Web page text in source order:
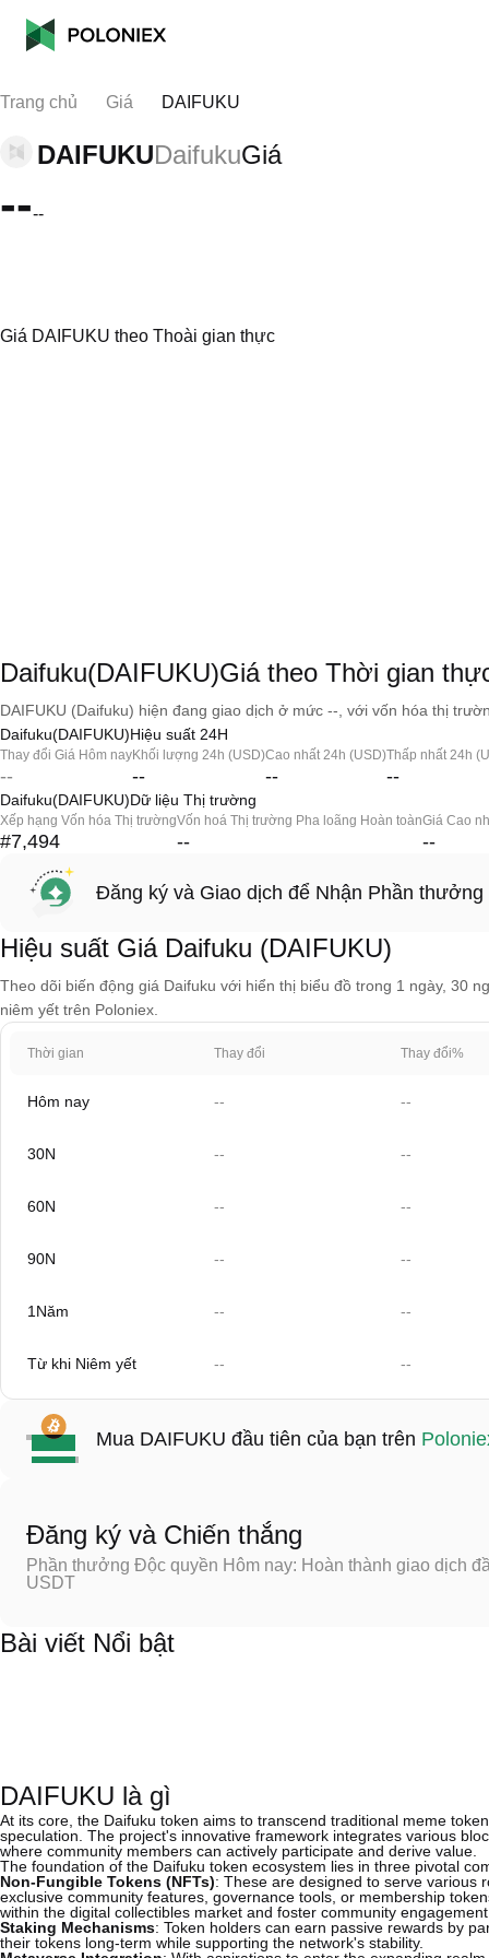
Trang chủ Giá DAIFUKU
DAIFUKUDaifukuGiá
----
Giá DAIFUKU theo Thoài gian thực
Daifuku(DAIFUKU)Giá theo Thời gian
DAIFUKU (Daifuku) hiện đang giao dịch ở mức --, với vốn hóa thị
Daifuku(DAIFUKU)Hiệu suất 24H
Thay đổi Giá Hôm nay
--
Khối lượng 24h (USD)
--
Cao nhất 24h (USD)
--
Thấp nhất 24h
--
Daifuku(DAIFUKU)Dữ liệu Thị trường
Xếp hạng Vốn hóa Thị trường
#7,494
Vốn hoá Thị trường Pha loãng Hoàn toàn
--
Giá Cao
--
Đăng ký và Giao dịch để Nhận Phần thưởng
Hiệu suất Giá Daifuku (DAIFUKU)
Theo dõi biến động giá Daifuku với hiển thị biểu đồ trong 1 ngày, 30
niêm yết trên Poloniex.
Thời gian Thay đổi Thay đổi%
Hôm nay -- --
30N -- --
60N -- --
90N -- --
1Năm -- --
Từ khi Niêm yết -- --
Mua DAIFUKU đầu tiên của bạn trên
Đăng ký và Chiến thắng
Phần thưởng Độc quyền Hôm nay: Hoàn thành giao dịch
USDT
Bài viết Nổi bật
DAIFUKU là gì
At its core, the Daifuku token aims to transcend traditional meme
speculation. The project's innovative framework integrates various
where community members can actively participate and derive value.
The foundation of the Daifuku token ecosystem lies in three pivotal
Non-Fungible Tokens (NFTs): These are designed to serve various
exclusive community features, governance tools, or membership
within the digital collectibles market and foster community
Staking Mechanisms: Token holders can earn passive rewards by
their tokens long-term while supporting the network's stability.